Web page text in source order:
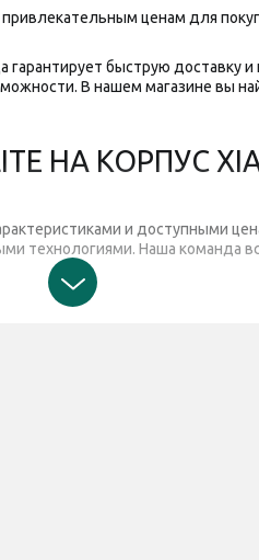
привлекательным ценам для
гарантирует быструю
В нашем магазине вы
НА КОРПУС
и доступными
технологиями. Наша команда